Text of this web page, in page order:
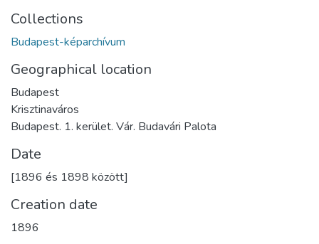
Collections
Budapest-képarchívum
Geographical location
Budapest
Krisztinaváros
Budapest. 1. kerület. Vár. Budavári Palota
Date
[1896 és 1898 között]
Creation date
1896